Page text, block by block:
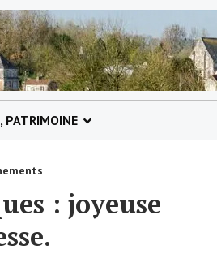
PATRIMOINE
: joyeuse